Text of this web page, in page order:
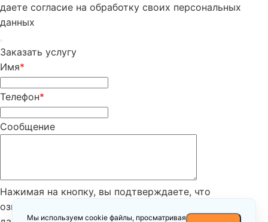
даете согласие на обработку своих персональных
данных
Заказать услугу
Имя*
Телефон*
Сообщение
Нажимая на кнопку, вы подтверждаете, что
ознакомились с
Мы используем cookie файлы, просматривая